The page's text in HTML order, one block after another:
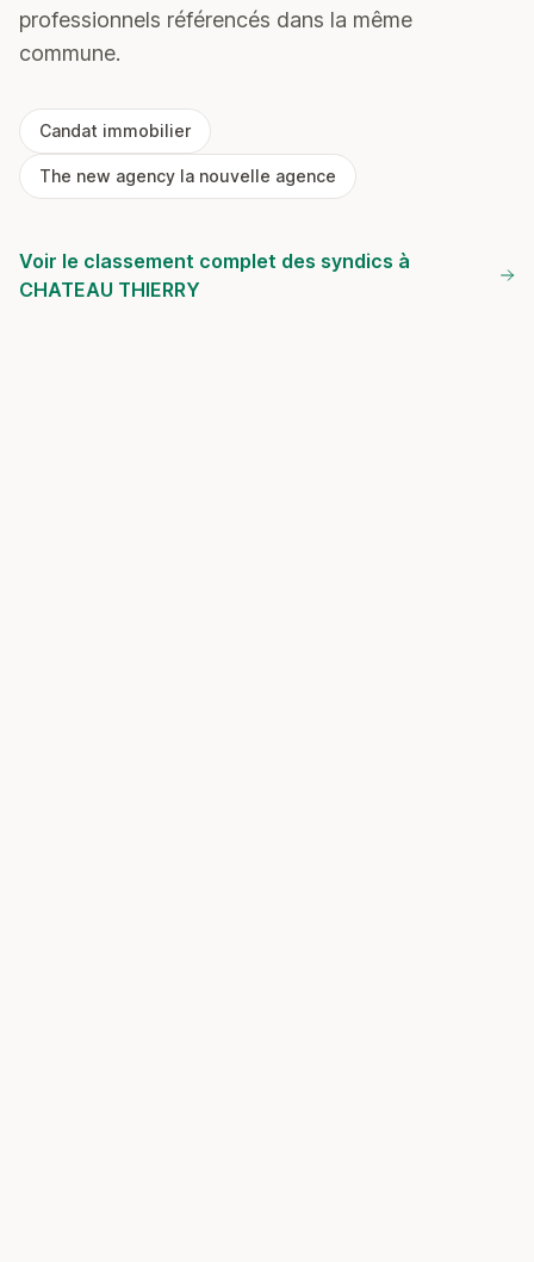
professionnels référencés dans la même
commune.
Candat immobilier
The new agency la nouvelle agence
Voir le classement complet des syndics à
CHATEAU THIERRY